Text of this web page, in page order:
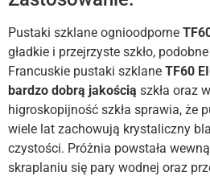
Pustaki szklane ognioodporne
gładkie i przejrzyste szkło,
Francuskie pustaki szklane TF60
bardzo dobrą jakością szkła oraz
higroskopijność szkła sprawia, że
wiele lat zachowują krystaliczny
czystości. Próżnia powstała
skraplaniu się pary wodnej oraz